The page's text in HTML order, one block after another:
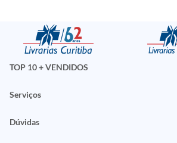
TOP 10 + VENDIDOS
Serviços
Dúvidas